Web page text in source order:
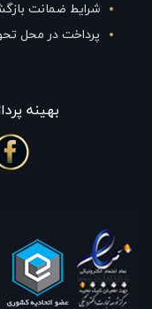
شرایط ضمانت
پرداخت در محل
بهينه